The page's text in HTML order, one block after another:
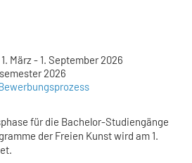
März - 1. September 2026
2026
für die Bachelor-Studiengänge
der Freien Kunst wird am 1.